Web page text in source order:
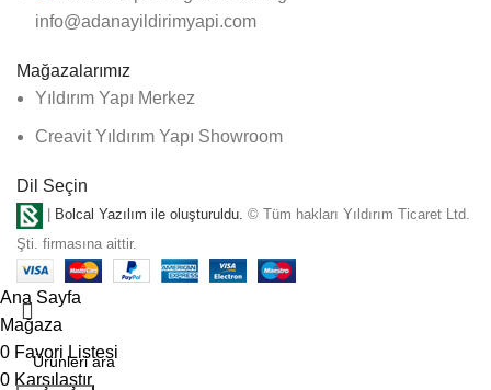
info@adanayildirimyapi.com
Mağazalarımız
Yıldırım Yapı Merkez
Creavit Yıldırım Yapı Showroom
Dil Seçin
Bolcal Yazılım ile oluşturuldu. © Tüm hakları Yıldırım Ticaret Ltd.
Şti. firmasına aittir.
Ana Sayfa
Mağaza
0 Favori Listesi
0 Karşılaştır